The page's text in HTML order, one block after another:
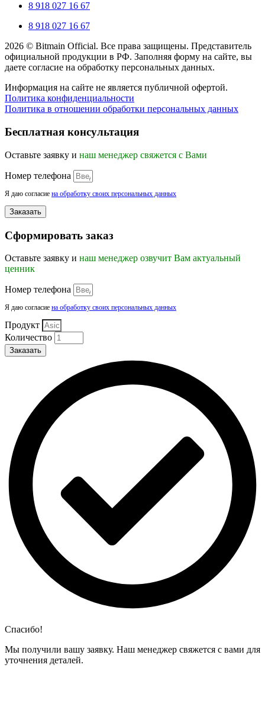
8 918 027 16 67
8 918 027 16 67
2026 © Bitmain Official. Все права защищены. Представитель
официальной продукции в РФ. Заполняя форму на сайте, вы
даете согласие на обработку персональных данных.
Информация на сайте не является публичной офертой.
Политика конфиденциальности
Политика в отношении обработки персональных данных
вверх
Бесплатная консультация
Оставьте заявку и наш менеджер свяжется с Вами
Номер телефона
Я даю согласие на обработку своих персональных данных
Заказать
Сформировать заказ
Оставьте заявку и наш менеджер озвучит Вам актуальный
ценник
Номер телефона
Я даю согласие на обработку своих персональных данных
Продукт
Количество
Заказать
Спасибо!
Мы получили вашу заявку. Наш менеджер свяжется с вами для
уточнения деталей.